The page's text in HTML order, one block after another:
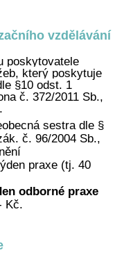
vzdělávání
poskytovatele
který poskytuje
§10 odst. 1
č. 372/2011 Sb.,
sestra dle §
č. 96/2004 Sb.,
praxe (tj. 40
odborné praxe
Kč.